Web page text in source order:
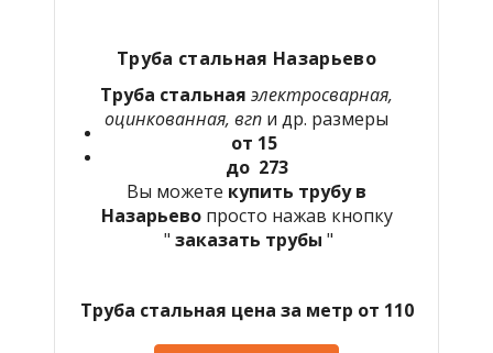
Труба стальная Назарьево
Труба стальная электросварная,
оцинкованная, вгп и др. размеры
от 15
до 273
Вы можете купить трубу в
Назарьево просто нажав кнопку
" заказать трубы "
Труба стальная цена за метр от 110